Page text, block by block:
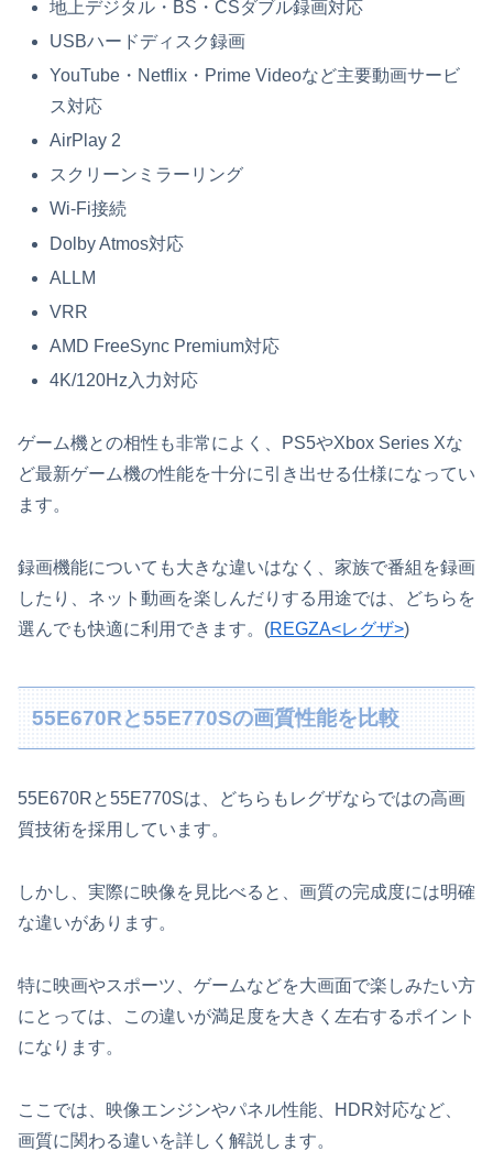
地上デジタル・BS・CSダブル録画対応
USBハードディスク録画
YouTube・Netflix・Prime Videoなど主要動画サービ
ス対応
AirPlay 2
スクリーンミラーリング
Wi-Fi接続
Dolby Atmos対応
ALLM
VRR
AMD FreeSync Premium対応
4K/120Hz入力対応
ゲーム機との相性も非常によく、PS5やXbox Series Xな
ど最新ゲーム機の性能を十分に引き出せる仕様になってい
ます。
録画機能についても大きな違いはなく、家族で番組を録画
したり、ネット動画を楽しんだりする用途では、どちらを
選んでも快適に利用できます。(REGZA<レグザ>)
55E670Rと55E770Sの画質性能を比較
55E670Rと55E770Sは、どちらもレグザならではの高画
質技術を採用しています。
しかし、実際に映像を見比べると、画質の完成度には明確
な違いがあります。
特に映画やスポーツ、ゲームなどを大画面で楽しみたい方
にとっては、この違いが満足度を大きく左右するポイント
になります。
ここでは、映像エンジンやパネル性能、HDR対応など、
画質に関わる違いを詳しく解説します。